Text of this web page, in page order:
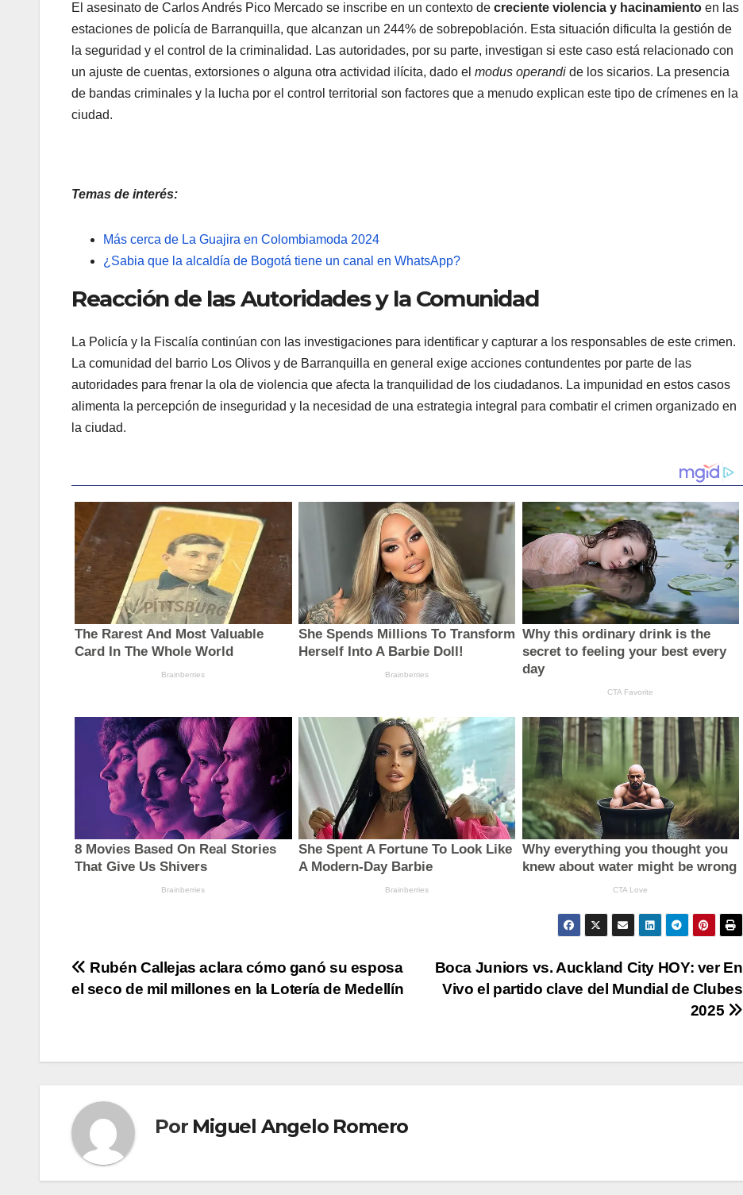
El asesinato de Carlos Andrés Pico Mercado se inscribe en un contexto de creciente violencia y hacinamiento en las
estaciones de policía de Barranquilla, que alcanzan un 244% de sobrepoblación. Esta situación dificulta la gestión de
la seguridad y el control de la criminalidad. Las autoridades, por su parte, investigan si este caso está relacionado con
un ajuste de cuentas, extorsiones o alguna otra actividad ilícita, dado el modus operandi de los sicarios. La presencia
de bandas criminales y la lucha por el control territorial son factores que a menudo explican este tipo de crímenes en la
ciudad.
Temas de interés:
Más cerca de La Guajira en Colombiamoda 2024
¿Sabia que la alcaldía de Bogotá tiene un canal en WhatsApp?
Reacción de las Autoridades y la Comunidad
La Policía y la Fiscalía continúan con las investigaciones para identificar y capturar a los responsables de este crimen.
La comunidad del barrio Los Olivos y de Barranquilla en general exige acciones contundentes por parte de las
autoridades para frenar la ola de violencia que afecta la tranquilidad de los ciudadanos. La impunidad en estos casos
alimenta la percepción de inseguridad y la necesidad de una estrategia integral para combatir el crimen organizado en
la ciudad.
Navegación
Boca Juniors vs. Auckland City HOY: ver En
Vivo el partido clave del Mundial de Clubes
2025
Rubén Callejas aclara cómo ganó su esposa
el seco de mil millones en la Lotería de Medellín
Por Miguel Angelo Romero